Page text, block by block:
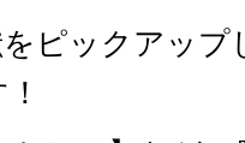
ピックアップ